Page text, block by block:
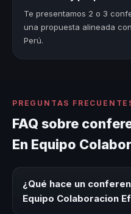
Te presentamos 2 o 3
una propuesta alineada
Perú.
PREGUNTAS
FAQ sobre
En Equipo
¿Qué hace un
Equipo Colaboracion